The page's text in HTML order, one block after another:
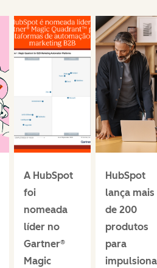
A HubSpot
foi
nomeada
líder no
Gartner®
Magic
HubSpot
lança mais
de 200
produtos
para